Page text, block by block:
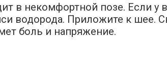
в некомфортной позе. Если
водорода. Приложите к шее.
боль и напряжение.